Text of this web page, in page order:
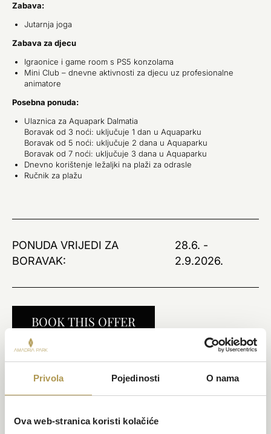
Privola Pojedinosti O nama
Ova web-stranica koristi kolačiće
Zabava:
Jutarnja joga
Zabava za djecu
Igraonice i game room s PS5 konzolama
Mini Club – dnevne aktivnosti za djecu uz profesionalne
animatore
Posebna ponuda:
Ulaznica za Aquapark Dalmatia
Boravak od 3 noći: uključuje 1 dan u Aquaparku
Boravak od 5 noći: uključuje 2 dana u Aquaparku
Boravak od 7 noći: uključuje 3 dana u Aquaparku
Dnevno korištenje ležaljki na plaži za odrasle
Ručnik za plažu
PONUDA VRIJEDI ZA
BORAVAK:
28.6. -
2.9.2026.
BOOK THIS OFFER